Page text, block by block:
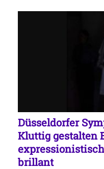
Düsseldorfer
Kluttig gestalten
brillant